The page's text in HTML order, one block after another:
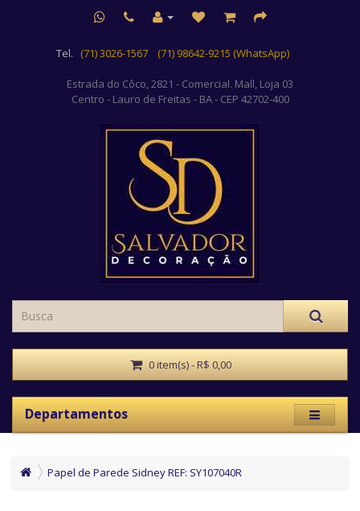
Tel. (71) 3026-1567 (71) 98642-9215 (WhatsApp)
Estrada do Côco, 2821 - Comercial. Mall, Loja 03
Centro - Lauro de Freitas - BA - CEP 42702-400
0 item(s) - R$ 0,00
Departamentos
Papel de Parede Sidney REF: SY107040R